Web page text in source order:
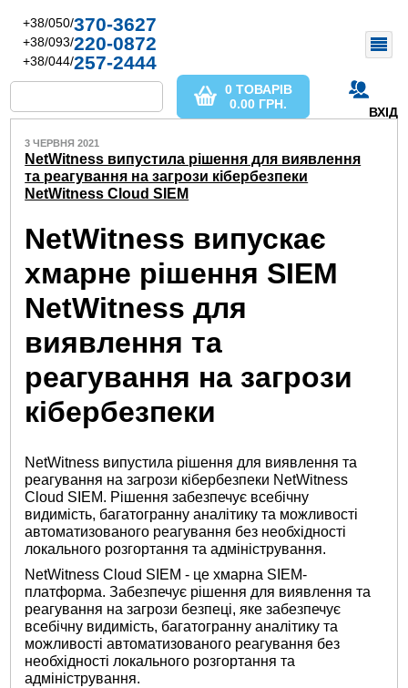
+38/050/370-3627
+38/093/220-0872
+38/044/257-2444
ВХІД
0 ТОВАРІВ
0.00 ГРН.
3 ЧЕРВНЯ 2021
NetWitness випустила рішення для виявлення
та реагування на загрози кібербезпеки
NetWitness Cloud SIEM
NetWitness випускає
хмарне рішення SIEM
NetWitness для
виявлення та
реагування на загрози
кібербезпеки
NetWitness випустила рішення для виявлення та
реагування на загрози кібербезпеки NetWitness
Cloud SIEM. Рішення забезпечує всебічну
видимість, багатогранну аналітику та можливості
автоматизованого реагування без необхідності
локального розгортання та адміністрування.
NetWitness Cloud SIEM - це хмарна SIEM-
платформа. Забезпечує рішення для виявлення та
реагування на загрози безпеці, яке забезпечує
всебічну видимість, багатогранну аналітику та
можливості автоматизованого реагування без
необхідності локального розгортання та
адміністрування.